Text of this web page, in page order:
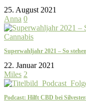
25. August 2021
Anna 0
Superwahljahr 2021 – So
22. Januar 2021
Miles 2
Podcast: Hilft CBD bei